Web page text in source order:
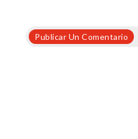
Publicar Un Comentario